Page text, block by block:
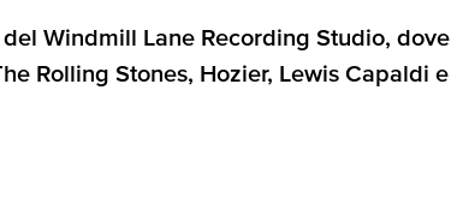
Windmill Lane Recording Studio, dove
Rolling Stones, Hozier, Lewis Capaldi e